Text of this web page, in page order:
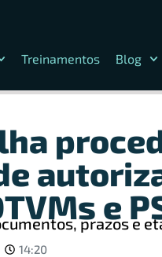
Treinamentos Blog
e
prazos e
14:20